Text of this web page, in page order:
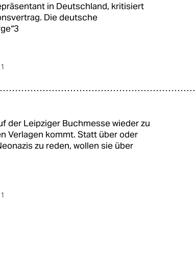
in Deutschland, kritisiert
Die deutsche
der Leipziger Buchmesse wieder zu
Verlagen kommt. Statt über oder
zu reden, wollen sie über